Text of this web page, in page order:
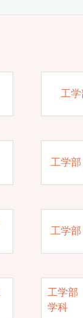
工
工学
工学
工学部
学科